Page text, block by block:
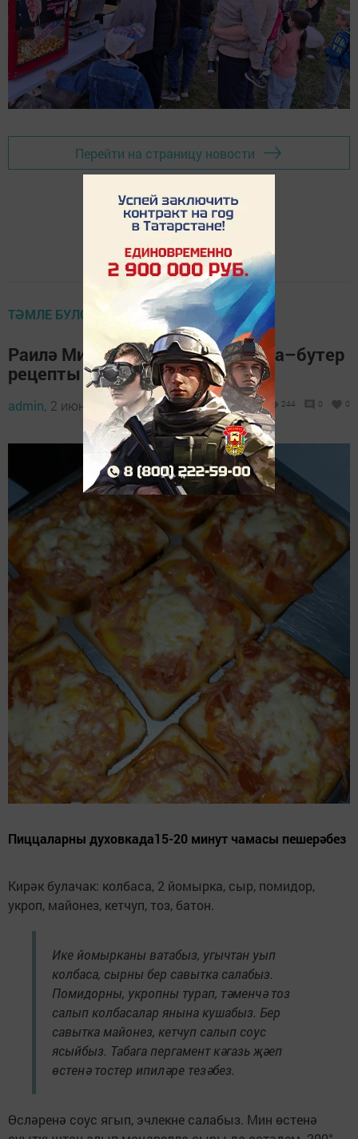
Перейти на страницу новости
ТӘМЛЕ БУЛСЫН
Раилә Минибаевадан мини пицца–бутер
рецепты
admin, 2 июнь 2026 - 17:00 244 0 0
Пиццаларны духовкада15-20 минут чамасы пешерәбез
Кирәк булачак: колбаса, 2 йомырка, сыр, помидор,
укроп, майонез, кетчуп, тоз, батон.
Ике йомырканы ватабыз, угычтан уып
колбаса, сырны бер савытка салабыз.
Помидорны, укропны турап, тәменчә тоз
салып колбасалар янына кушабыз. Бер
савытка майонез, кетчуп салып соус
ясыйбыз. Табага пергамент кәгазь җәеп
өстенә тостер ипиләре тезәбез.
Өсләренә соус ягып, эчлекне салабыз. Мин өстенә